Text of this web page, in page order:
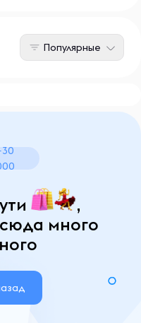
Популярные
,
много